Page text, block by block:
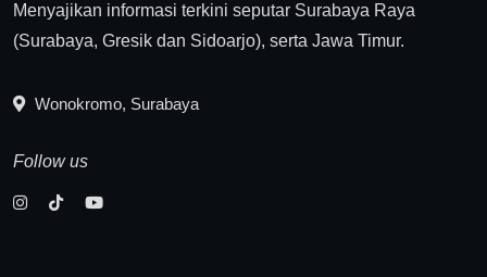
Menyajikan informasi terkini seputar Surabaya Raya
(Surabaya, Gresik dan Sidoarjo), serta Jawa Timur.
Wonokromo, Surabaya
Follow us